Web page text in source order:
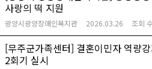
사랑의 떡 지원
광양시광양장애인복지관 2026.03.26 조회
[무주군가족센터] 결혼이민자 역량
2회기 실시